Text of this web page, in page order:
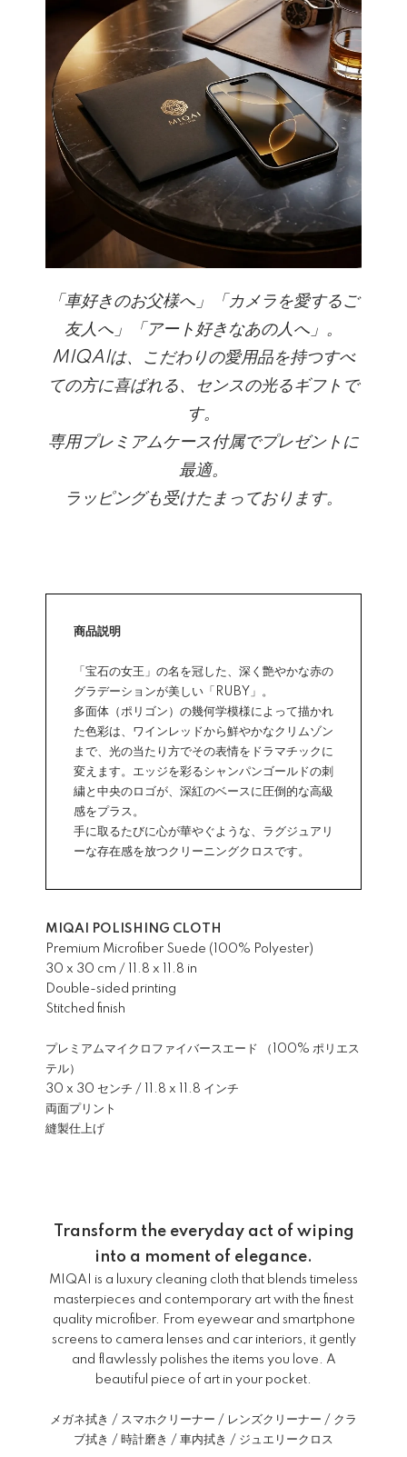
「車好きのお父様へ」「カメラを愛するご
友人へ」「アート好きなあの人へ」。
MIQAIは、こだわりの愛用品を持つすべ
ての方に喜ばれる、センスの光るギフトで
す。
専用プレミアムケース付属でプレゼントに
最適。
ラッピングも受けたまっております。
商品説明
「宝石の女王」の名を冠した、深く艶やかな赤の
グラデーションが美しい「RUBY」。
多面体（ポリゴン）の幾何学模様によって描かれ
た色彩は、ワインレッドから鮮やかなクリムゾン
まで、光の当たり方でその表情をドラマチックに
変えます。エッジを彩るシャンパンゴールドの刺
繍と中央のロゴが、深紅のベースに圧倒的な高級
感をプラス。
手に取るたびに心が華やぐような、ラグジュアリ
ーな存在感を放つクリーニングクロスです。
MIQAI POLISHING CLOTH
Premium Microfiber Suede (100% Polyester)
30 x 30 cm / 11.8 x 11.8 in
Double-sided printing
Stitched finish
プレミアムマイクロファイバースエード （100% ポリエス
テル）
30 x 30 センチ / 11.8 x 11.8 インチ
両面プリント
縫製仕上げ
Transform the everyday act of wiping
into a moment of elegance.
MIQAI is a luxury cleaning cloth that blends timeless
masterpieces and contemporary art with the finest
quality microfiber. From eyewear and smartphone
screens to camera lenses and car interiors, it gently
and flawlessly polishes the items you love. A
beautiful piece of art in your pocket.
メガネ拭き / スマホクリーナー / レンズクリーナー / クラ
ブ拭き / 時計磨き / 車内拭き / ジュエリークロス